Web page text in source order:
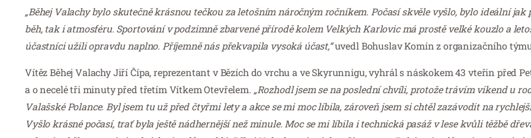
„Běhej Valachy bylo skutečně krásnou tečkou za letošním náročným ročníkem. Počasí skvěle vyšlo, bylo ideální jak
běh, tak i atmosféru. Sportování v podzimně zbarvené přírodě kolem Velkých Karlovic má prostě velké kouzlo a
účastníci užili opravdu naplno. Příjemně nás překvapila vysoká účast,“uvedl Bohuslav Komín z organizačního
Vítěz Běhej Valachy Jiří Čípa, reprezentant v Bězích do vrchu a ve Skyrunnigu, vyhrál s náskokem 43 vteřin před
a o necelé tři minuty před třetím Vítkem Otevřelem. „Rozhodl jsem se na poslední chvíli, protože trávím víkend u
Valašské Polance. Byl jsem tu už před čtyřmi lety a akce se mi moc líbila, zároveň jsem si chtěl zazávodit na
Vyšlo krásné počasí, trať byla ještě nádhernější než minule. Moc se mi líbila i technická pasáž v lese kvůli těžbě